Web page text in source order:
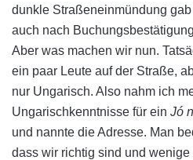
dunkle Straßeneinmündung
auch nach
Aber was machen wir nun.
ein paar Leute auf der Straße,
nur Ungarisch. Also nahm ich
Ungarischkenntnisse für ein Jó
und nannte die Adresse. Man
dass wir richtig sind und wenige